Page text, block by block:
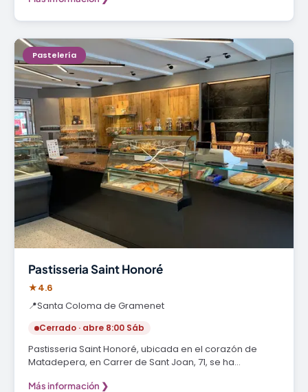
Pastelería
Pastisseria Saint Honoré
★4.6
📍Santa Coloma de Gramenet
Cerrado · abre 8:00 Sáb
Pastisseria Saint Honoré, ubicada en el corazón de
Matadepera, en Carrer de Sant Joan, 71, se ha…
Más información ❯